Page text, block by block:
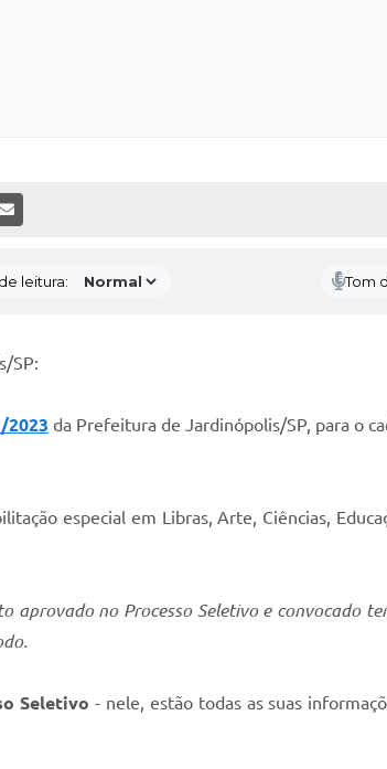
MÍDIAS
leitura: Tom
SP:
2023 da Prefeitura de Jardinópolis/SP, para o
especial em Libras, Arte, Ciências,
no Processo Seletivo e convocado
Seletivo - nele, estão todas as suas